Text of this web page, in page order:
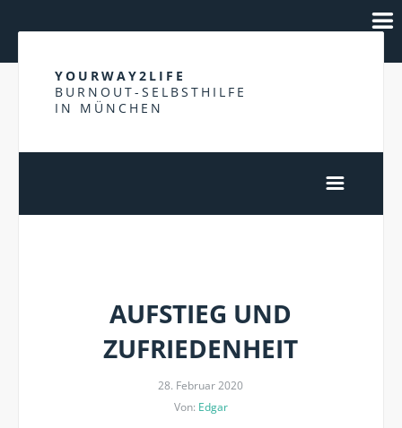
YOURWAY2LIFE
BURNOUT-SELBSTHILFE
IN MÜNCHEN
AUFSTIEG UND
ZUFRIEDENHEIT
28. Februar 2020
Von: Edgar